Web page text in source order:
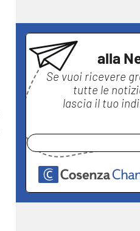
alla
Se vuoi ricevere
tutte le
lascia il tuo